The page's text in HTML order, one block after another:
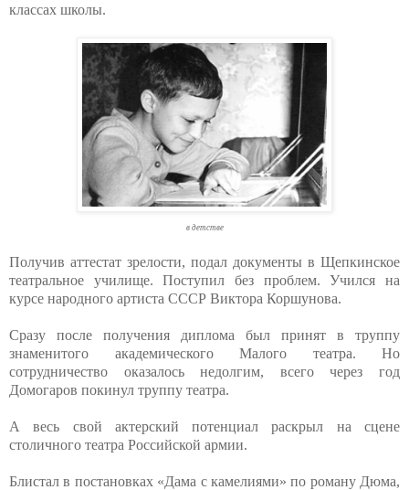
классах школы.
в детстве
Получив аттестат зрелости, подал документы в Щепкинское
театральное училище. Поступил без проблем. Учился на
курсе народного артиста СССР Виктора Коршунова.
Сразу после получения диплома был принят в труппу
знаменитого академического Малого театра. Но
сотрудничество оказалось недолгим, всего через год
Домогаров покинул труппу театра.
А весь свой актерский потенциал раскрыл на сцене
столичного театра Российской армии.
Блистал в постановках «Дама с камелиями» по роману Дюма,